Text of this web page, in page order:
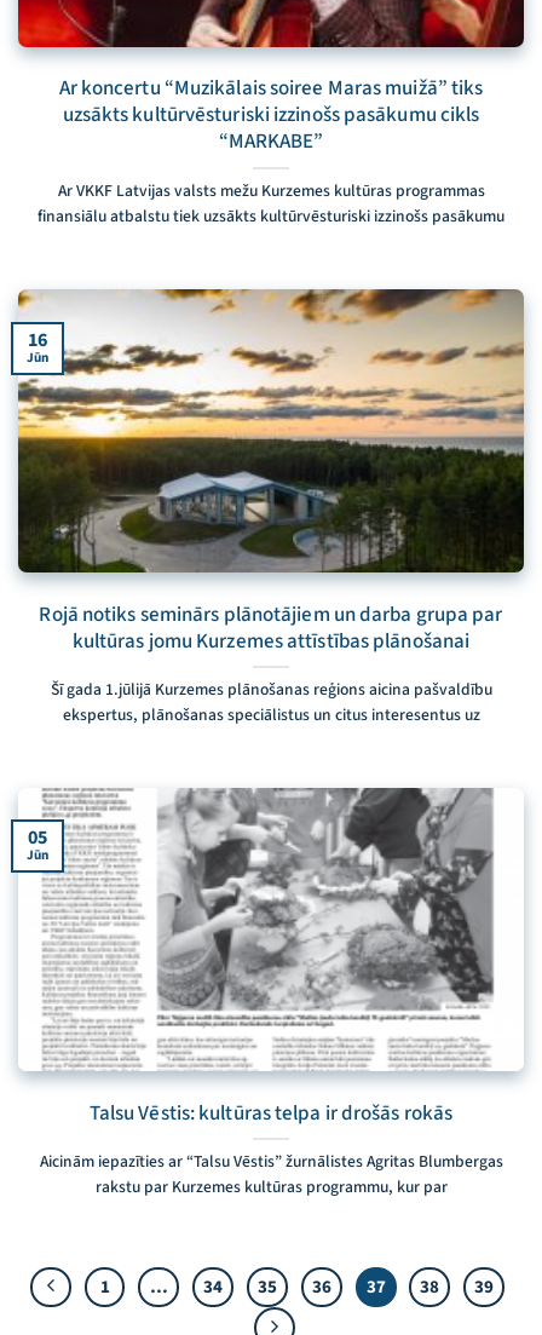
Ar koncertu “Muzikālais soiree Maras muižā” tiks
uzsākts kultūrvēsturiski izzinošs pasākumu cikls
“MARKABE”
Ar VKKF Latvijas valsts mežu Kurzemes kultūras programmas
finansiālu atbalstu tiek uzsākts kultūrvēsturiski izzinošs pasākumu
Rojā notiks seminārs plānotājiem un darba grupa par
kultūras jomu Kurzemes attīstības plānošanai
Šī gada 1.jūlijā Kurzemes plānošanas reģions aicina pašvaldību
ekspertus, plānošanas speciālistus un citus interesentus uz
16
Jūn
Talsu Vēstis: kultūras telpa ir drošās rokās
Aicinām iepazīties ar “Talsu Vēstis” žurnālistes Agritas Blumbergas
rakstu par Kurzemes kultūras programmu, kur par
05
Jūn
1 … 34 35 36 37 38 39